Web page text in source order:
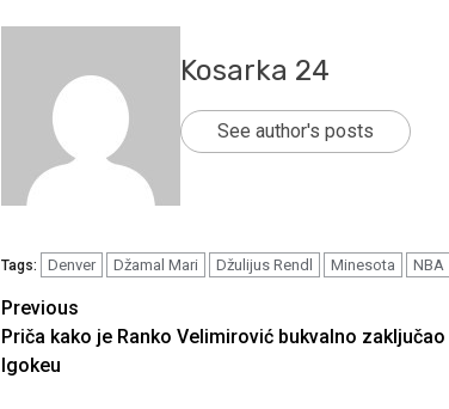
Kosarka 24
See author's posts
Tags: Denver Džamal Mari Džulijus Rendl Minesota NBA
Continue
Reading
Previous
Priča kako je Ranko Velimirović bukvalno zaključao
Igokeu